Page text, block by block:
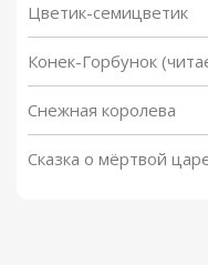
Цветик-семицветик
Конек-Горбунок
Снежная королева
Сказка о мёртвой